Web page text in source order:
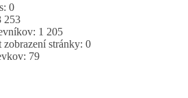
0
253
1 205
stránky: 0
79